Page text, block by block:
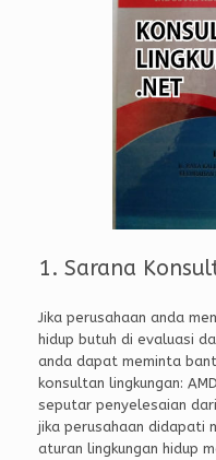
1. Sarana
Jika perusahaan anda
hidup butuh di evaluasi
anda dapat meminta
konsultan lingkungan:
seputar penyelesaian
jika perusahaan didapati
aturan lingkungan hidup